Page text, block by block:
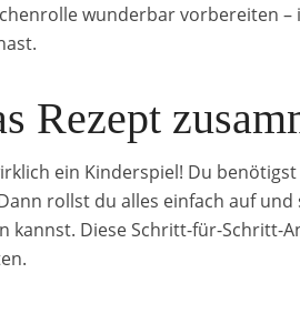
wunderbar vorbereiten
Rezept
ein Kinderspiel! Du
rollst du alles einfach auf und
kannst. Diese Schritt-für-Schritt-